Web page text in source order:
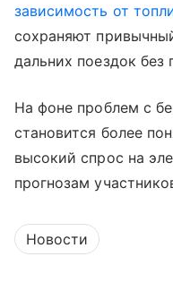
зависимость от
сохраняют
дальних поездок без
На фоне проблем с
становится более
высокий спрос на
прогнозам
Новости